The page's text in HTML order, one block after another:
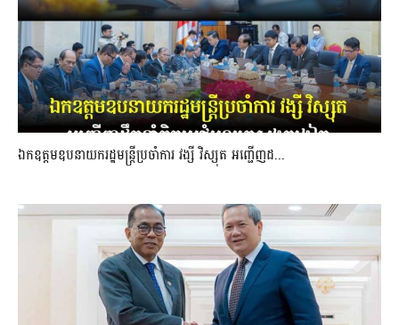
ឯកឧត្តមឧបនាយករដ្ឋមន្រ្តីប្រចាំការ វង្សី វិស្សុត អញ្ជើញដ...